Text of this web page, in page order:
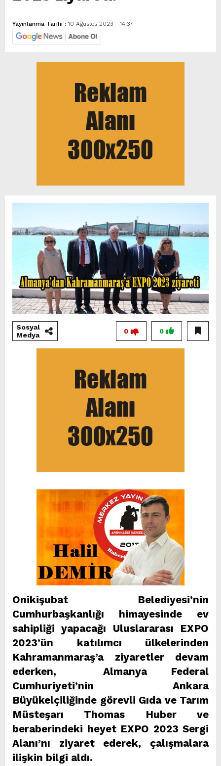
Yayınlanma Tarihi : 10 Ağustos 2023 - 14:37
Sosyal
Medya
0
0
Onikişubat Belediyesi’nin
Cumhurbaşkanlığı himayesinde ev
sahipliği yapacağı Uluslararası EXPO
2023’ün katılımcı ülkelerinden
Kahramanmaraş’a ziyaretler devam
ederken, Almanya Federal
Cumhuriyeti’nin Ankara
Büyükelçiliğinde görevli Gıda ve Tarım
Müsteşarı Thomas Huber ve
beraberindeki heyet EXPO 2023 Sergi
Alanı’nı ziyaret ederek, çalışmalara
ilişkin bilgi aldı.